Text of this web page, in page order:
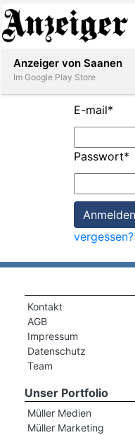
E-mail*
Passwort*
vergessen?
Kontakt
AGB
Impressum
Datenschutz
Team
Unser Portfolio
Müller Medien
Müller Marketing
Anzeiger von Saanen
Im Google Play Store